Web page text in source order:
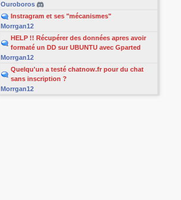
Ouroboros
Instragram et ses "mécanismes"
Morrgan12
HELP !! Récupérer des données apres avoir
formaté un DD sur UBUNTU avec Gparted
Morrgan12
Quelqu'un a testé chatnow.fr pour du chat
sans inscription ?
Morrgan12